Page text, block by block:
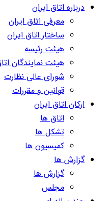
درباره اتاق ایران
معرفی اتاق ایران
ساختار اتاق ایران
هیئت رئیسه
هیئت نمایندگان
شورای عالی نظارت
قوانین و مقررات
ارکان اتاق ایران
اتاق ها
تشکل ها
کمیسیون ها
گزارش ها
گزارش ها
مجلس